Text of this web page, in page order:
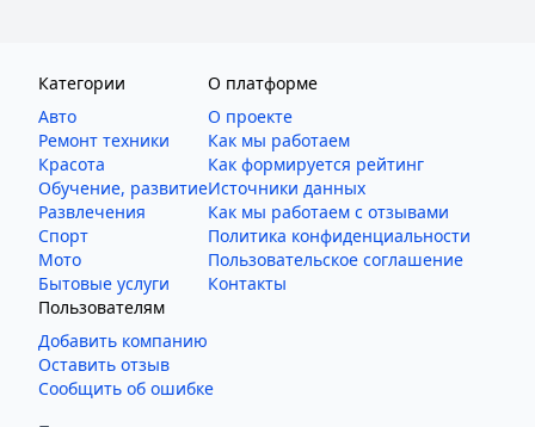
Категории
Авто
Ремонт техники
Красота
Обучение, развитие
Развлечения
Спорт
Мото
Бытовые услуги
О платформе
О проекте
Как мы работаем
Как формируется рейтинг
Источники данных
Как мы работаем с отзывами
Политика конфиденциальности
Пользовательское соглашение
Контакты
Пользователям
Добавить компанию
Оставить отзыв
Сообщить об ошибке